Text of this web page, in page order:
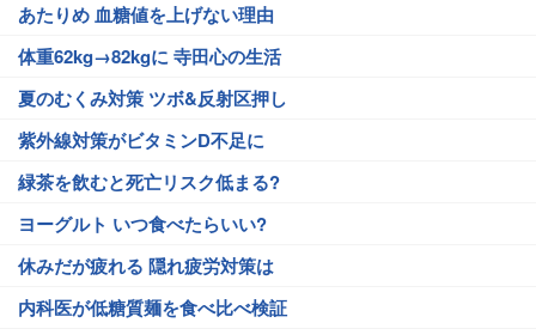
あたりめ 血糖値を上げない理由
体重62kg→82kgに 寺田心の生活
夏のむくみ対策 ツボ&反射区押し
紫外線対策がビタミンD不足に
緑茶を飲むと死亡リスク低まる?
ヨーグルト いつ食べたらいい?
休みだが疲れる 隠れ疲労対策は
内科医が低糖質麺を食べ比べ検証